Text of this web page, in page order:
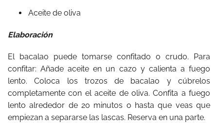
Aceite de oliva
Elaboración
El bacalao puede tomarse confitado o crudo. Para
confitar: Añade aceite en un cazo y calienta a fuego
lento. Coloca los trozos de bacalao y cúbrelos
completamente con el aceite de oliva. Confita a fuego
lento alrededor de 20 minutos o hasta que veas que
empiezan a separarse las lascas. Reserva en una parte.